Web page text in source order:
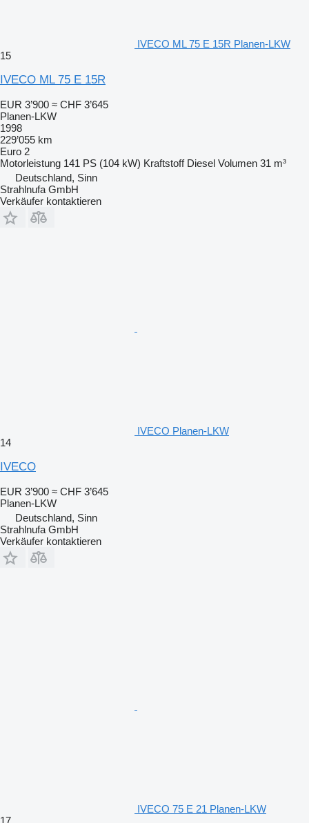
IVECO ML 75 E 15R Planen-LKW
15
IVECO ML 75 E 15R
EUR 3’900 ≈ CHF 3’645
Planen-LKW
1998
229’055 km
Euro 2
Motorleistung 141 PS (104 kW) Kraftstoff Diesel Volumen 31 m³
Deutschland, Sinn
Strahlnufa GmbH
Verkäufer kontaktieren
IVECO Planen-LKW
14
IVECO
EUR 3’900 ≈ CHF 3’645
Planen-LKW
Deutschland, Sinn
Strahlnufa GmbH
Verkäufer kontaktieren
IVECO 75 E 21 Planen-LKW
17